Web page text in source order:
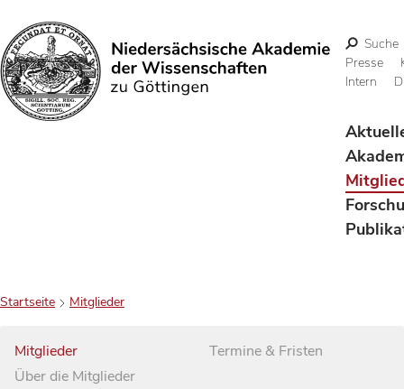
Suchen
Suche
Presse
Intern
Startseite Mitglieder
Mitglieder
Über die Mitglieder
Termine & Fristen